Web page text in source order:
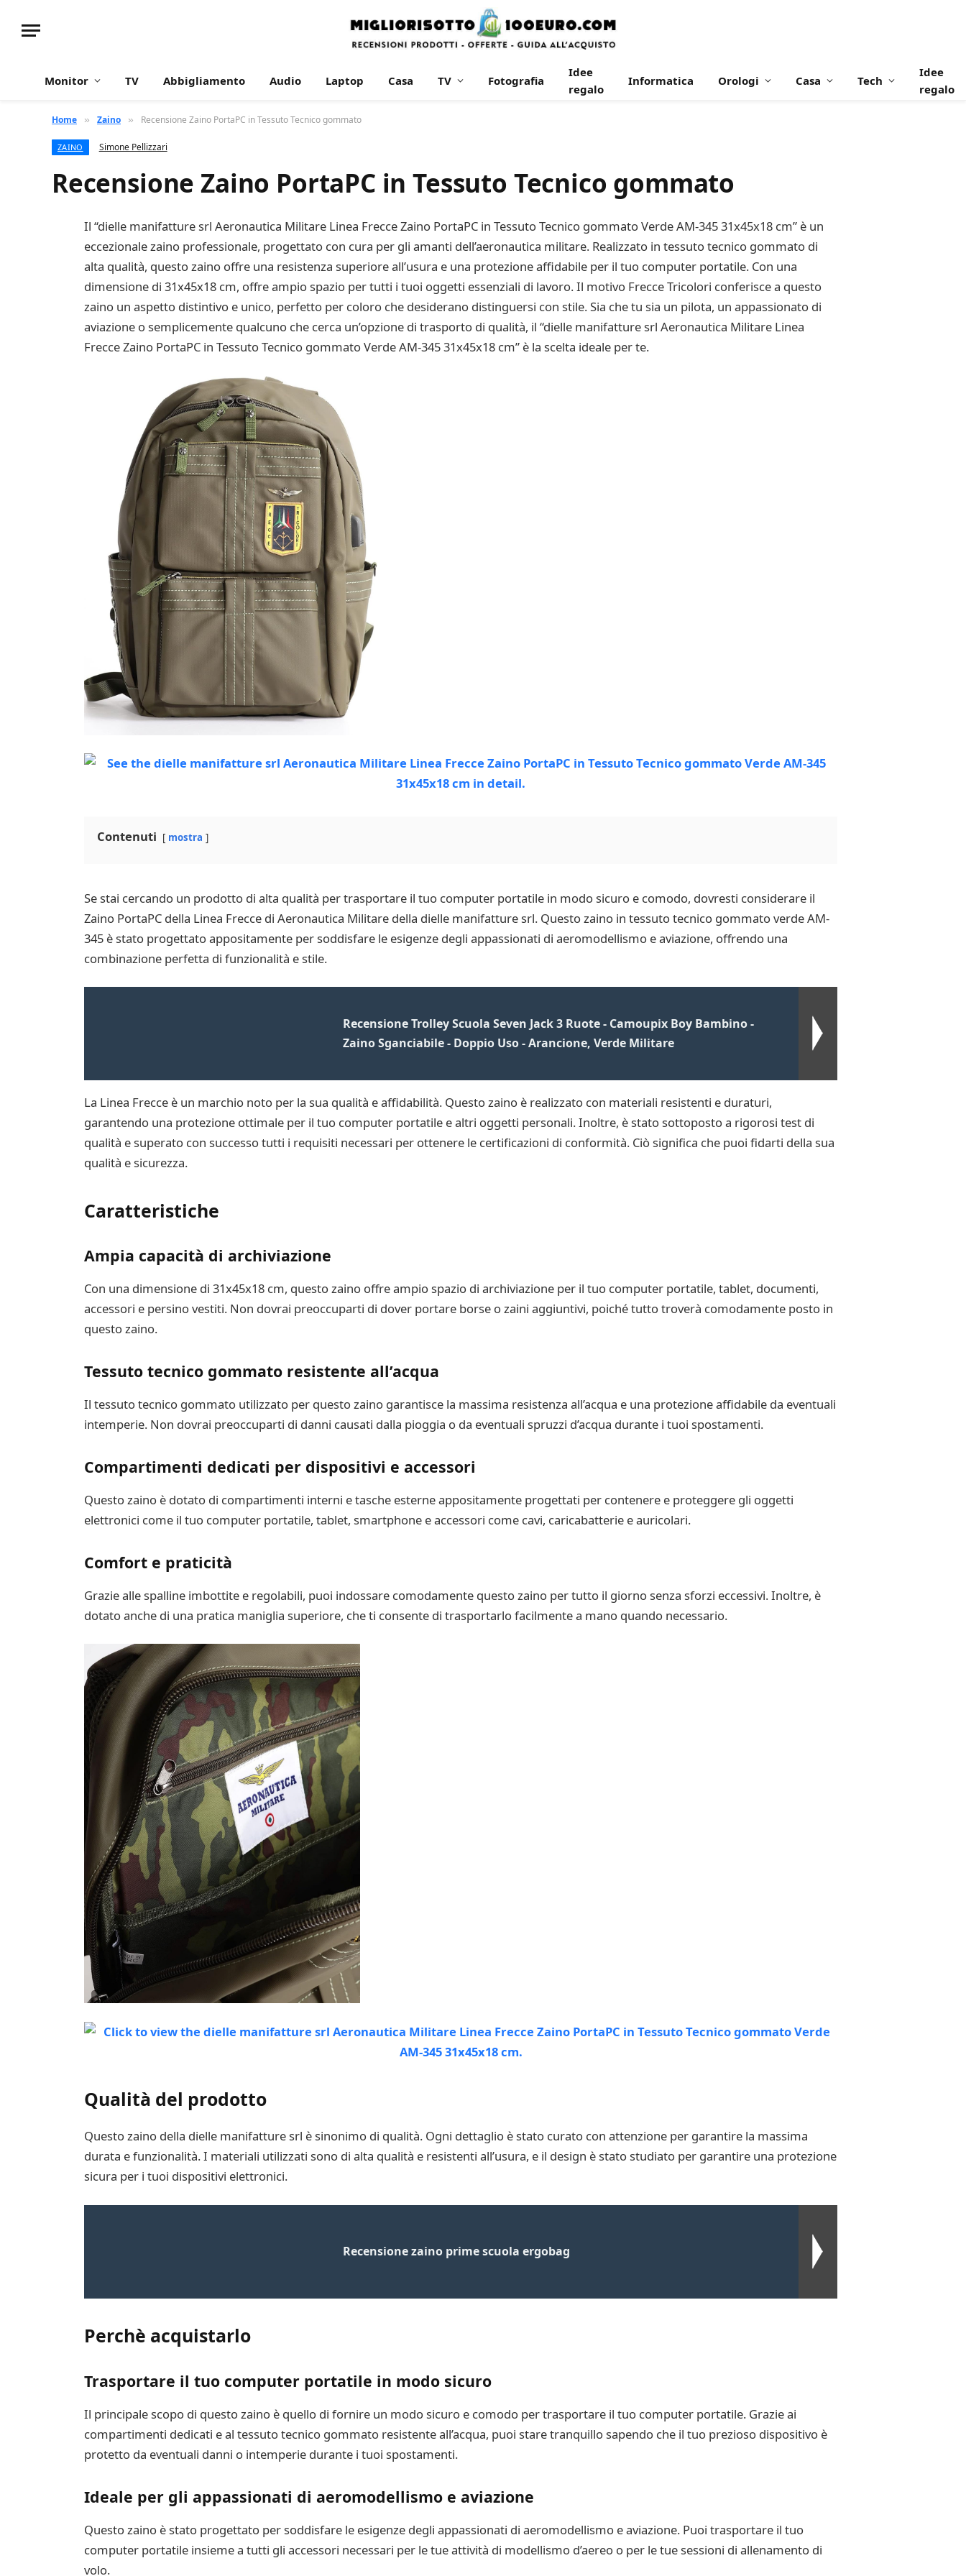
Monitor TV Abbigliamento Audio Laptop Casa TV Fotografia
Idee
regalo
Informatica Orologi Casa Tech
Idee
regalo
Home » Zaino » Recensione Zaino PortaPC in Tessuto Tecnico gommato
ZAINO Simone Pellizzari
Recensione Zaino PortaPC in Tessuto Tecnico gommato
Il “dielle manifatture srl Aeronautica Militare Linea Frecce Zaino PortaPC in Tessuto Tecnico gommato Verde AM-345 31x45x18 cm” è un
eccezionale zaino professionale, progettato con cura per gli amanti dell’aeronautica militare. Realizzato in tessuto tecnico gommato di
alta qualità, questo zaino offre una resistenza superiore all’usura e una protezione affidabile per il tuo computer portatile. Con una
dimensione di 31x45x18 cm, offre ampio spazio per tutti i tuoi oggetti essenziali di lavoro. Il motivo Frecce Tricolori conferisce a questo
zaino un aspetto distintivo e unico, perfetto per coloro che desiderano distinguersi con stile. Sia che tu sia un pilota, un appassionato di
aviazione o semplicemente qualcuno che cerca un’opzione di trasporto di qualità, il “dielle manifatture srl Aeronautica Militare Linea
Frecce Zaino PortaPC in Tessuto Tecnico gommato Verde AM-345 31x45x18 cm” è la scelta ideale per te.
Contenuti mostra
Se stai cercando un prodotto di alta qualità per trasportare il tuo computer portatile in modo sicuro e comodo, dovresti considerare il
Zaino PortaPC della Linea Frecce di Aeronautica Militare della dielle manifatture srl. Questo zaino in tessuto tecnico gommato verde AM-
345 è stato progettato appositamente per soddisfare le esigenze degli appassionati di aeromodellismo e aviazione, offrendo una
combinazione perfetta di funzionalità e stile.
Recensione Trolley Scuola Seven Jack 3 Ruote - Camoupix Boy Bambino -
Zaino Sganciabile - Doppio Uso - Arancione, Verde Militare
La Linea Frecce è un marchio noto per la sua qualità e affidabilità. Questo zaino è realizzato con materiali resistenti e duraturi,
garantendo una protezione ottimale per il tuo computer portatile e altri oggetti personali. Inoltre, è stato sottoposto a rigorosi test di
qualità e superato con successo tutti i requisiti necessari per ottenere le certificazioni di conformità. Ciò significa che puoi fidarti della sua
qualità e sicurezza.
Caratteristiche
Ampia capacità di archiviazione
Con una dimensione di 31x45x18 cm, questo zaino offre ampio spazio di archiviazione per il tuo computer portatile, tablet, documenti,
accessori e persino vestiti. Non dovrai preoccuparti di dover portare borse o zaini aggiuntivi, poiché tutto troverà comodamente posto in
questo zaino.
Tessuto tecnico gommato resistente all’acqua
Il tessuto tecnico gommato utilizzato per questo zaino garantisce la massima resistenza all’acqua e una protezione affidabile da eventuali
intemperie. Non dovrai preoccuparti di danni causati dalla pioggia o da eventuali spruzzi d’acqua durante i tuoi spostamenti.
Compartimenti dedicati per dispositivi e accessori
Questo zaino è dotato di compartimenti interni e tasche esterne appositamente progettati per contenere e proteggere gli oggetti
elettronici come il tuo computer portatile, tablet, smartphone e accessori come cavi, caricabatterie e auricolari.
Comfort e praticità
Grazie alle spalline imbottite e regolabili, puoi indossare comodamente questo zaino per tutto il giorno senza sforzi eccessivi. Inoltre, è
dotato anche di una pratica maniglia superiore, che ti consente di trasportarlo facilmente a mano quando necessario.
Qualità del prodotto
Questo zaino della dielle manifatture srl è sinonimo di qualità. Ogni dettaglio è stato curato con attenzione per garantire la massima
durata e funzionalità. I materiali utilizzati sono di alta qualità e resistenti all’usura, e il design è stato studiato per garantire una protezione
sicura per i tuoi dispositivi elettronici.
Recensione zaino prime scuola ergobag
Perchè acquistarlo
Trasportare il tuo computer portatile in modo sicuro
Il principale scopo di questo zaino è quello di fornire un modo sicuro e comodo per trasportare il tuo computer portatile. Grazie ai
compartimenti dedicati e al tessuto tecnico gommato resistente all’acqua, puoi stare tranquillo sapendo che il tuo prezioso dispositivo è
protetto da eventuali danni o intemperie durante i tuoi spostamenti.
Ideale per gli appassionati di aeromodellismo e aviazione
Questo zaino è stato progettato per soddisfare le esigenze degli appassionati di aeromodellismo e aviazione. Puoi trasportare il tuo
computer portatile insieme a tutti gli accessori necessari per le tue attività di modellismo d’aereo o per le tue sessioni di allenamento di
volo.